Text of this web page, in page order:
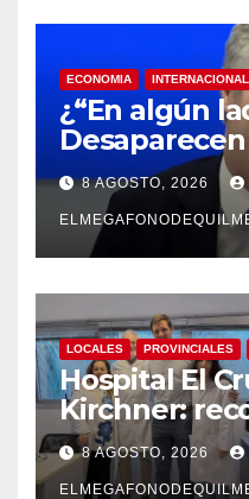
ECONOMIA
¿“En algún
presidente
responde
8 AGOSTO, 2026
LOCALES PROVINCIALES
Hospital El
Kirchner:
internacional
su atención
8 AGOSTO, 2026